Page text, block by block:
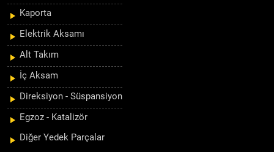
Kaporta
Elektrik Aksamı
Alt Takım
İç Aksam
Direksiyon - Süspansiyon
Egzoz - Katalizör
Diğer Yedek Parçalar